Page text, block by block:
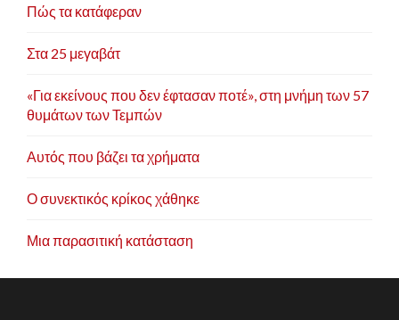
Πώς τα κατάφεραν
Στα 25 μεγαβάτ
«Για εκείνους που δεν έφτασαν ποτέ», στη μνήμη των 57
θυμάτων των Τεμπών
Αυτός που βάζει τα χρήματα
Ο συνεκτικός κρίκος χάθηκε
Μια παρασιτική κατάσταση